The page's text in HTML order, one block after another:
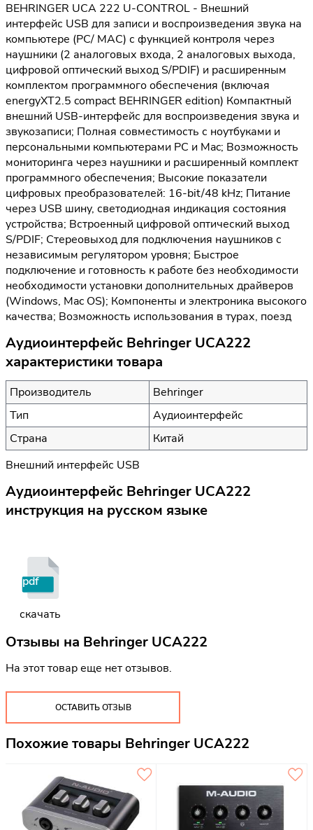
BEHRINGER UCA 222 U-CONTROL - Внешний
интерфейс USB для записи и воспроизведения звука на
компьютере (PC/ MAC) с функцией контроля через
наушники (2 аналоговых входа, 2 аналоговых выхода,
цифровой оптический выход S/PDIF) и расширенным
комплектом программного обеспечения (включая
energyXT2.5 compact BEHRINGER edition) Компактный
внешний USB-интерфейс для воспроизведения звука и
звукозаписи; Полная совместимость с ноутбуками и
персональными компьютерами PC и Mac; Возможность
мониторинга через наушники и расширенный комплект
программного обеспечения; Высокие показатели
цифровых преобразователей: 16-bit/48 kHz; Питание
через USB шину, светодиодная индикация состояния
устройства; Встроенный цифровой оптический выход
S/PDIF; Стереовыход для подключения наушников с
независимым регулятором уровня; Быстрое
подключение и готовность к работе без необходимости
необходимости установки дополнительных драйверов
(Windows, Mac OS); Компоненты и электроника высокого
качества; Возможность использования в турах, поезд
Аудиоинтерфейс Behringer UCA222
характеристики товара
Производитель
Behringer
Тип
Аудиоинтерфейс
Страна
Китай
Внешний интерфейс USB
Аудиоинтерфейс Behringer UCA222
инструкция на русском языке
pdf
скачать
Отзывы на Behringer UCA222
На этот товар еще нет отзывов.
ОСТАВИТЬ ОТЗЫВ
Похожие товары Behringer UCA222